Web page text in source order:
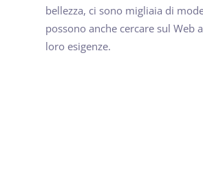
bellezza, ci sono migliaia di
possono anche cercare sul
loro esigenze.